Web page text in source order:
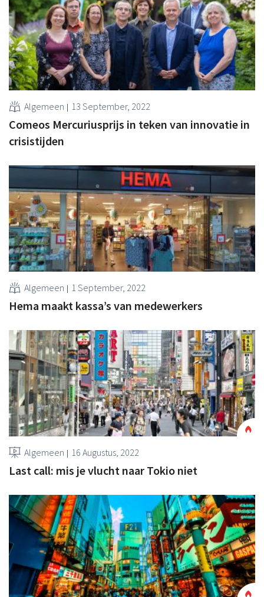
Algemeen 13 September, 2022
Comeos Mercuriusprijs in teken van innovatie in
crisistijden
Algemeen 1 September, 2022
Hema maakt kassa’s van medewerkers
Algemeen 16 Augustus, 2022
Last call: mis je vlucht naar Tokio niet